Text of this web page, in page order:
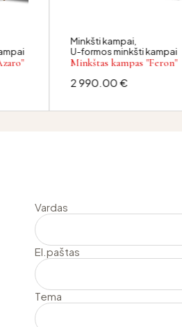
Minkšti kampai,
U-formos minkšti kampai
Minkštas kampas "Feron"
2 990.00€
Vardas
El.paštas
Tema